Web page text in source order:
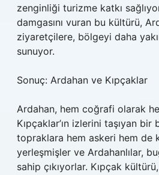
zenginliği turizme katkı
damgasını vuran bu kültürü,
ziyaretçilere, bölgeyi daha
sunuyor.
Sonuç: Ardahan ve Kıpçaklar
Ardahan, hem coğrafi olarak
Kıpçaklar’ın izlerini taşıyan bir
topraklara hem askeri hem de
yerleşmişler ve Ardahanlılar,
sahip çıkıyorlar. Kıpçak